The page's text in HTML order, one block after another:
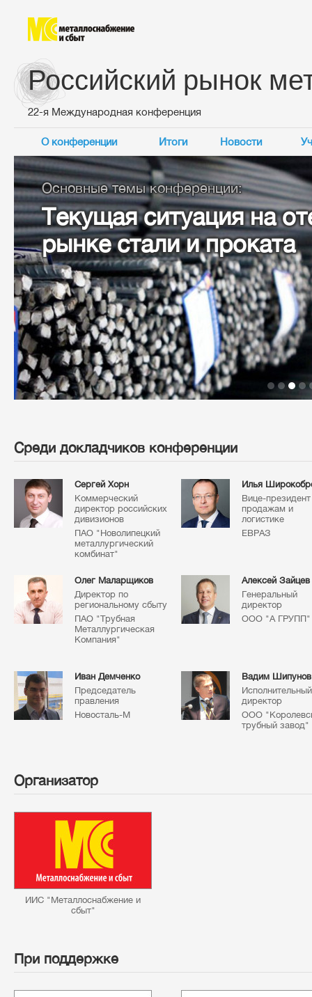
Российский рынок
22-я Международная конференция
О конференции Итоги Новости
Основные темы конференции:
Текущая ситуация на
рынке стали и проката
Среди докладчиков конференции
Сергей Хорн
Коммерческий
директор российских
дивизионов
ПАО "Новолипецкий
металлургический
комбинат"
Илья
Вице-
продажам и
логистике
ЕВРАЗ
Олег Маларщиков
Директор по
региональному сбыту
ПАО "Трубная
Металлургическая
Компания"
Алексей Зайцев
Генеральный
директор
ООО "А ГРУПП"
Иван Демченко
Председатель
правления
Новосталь-М
Вадим Шипунов
Исполнительный
директор
ООО
трубный завод"
Организатор
ИИС "Металлоснабжение и
сбыт"
При поддержке